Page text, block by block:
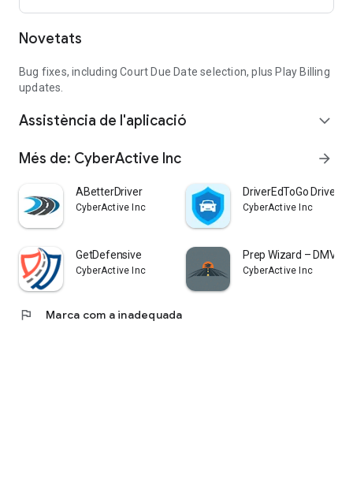
• Milions de conductors atesos
Un sistema provat en què els conductors confien.
Comença avui
No et arrisquis a perdre el termini.
endavant.
Novetats
Bug fixes, including Court Due Date selection, plus Play Billing
updates.
Assistència de l'aplicació expand_more
Més de: CyberActive Inc arrow_forward
ABetterDriver
CyberActive Inc
DriverEdToGo Driver
CyberActive Inc
GetDefensive
CyberActive Inc
Prep Wizard – DMV
CyberActive Inc
flag Marca com a inadequada